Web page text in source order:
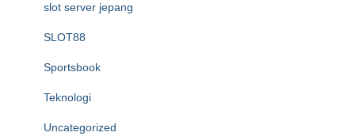
slot server jepang
SLOT88
Sportsbook
Teknologi
Uncategorized